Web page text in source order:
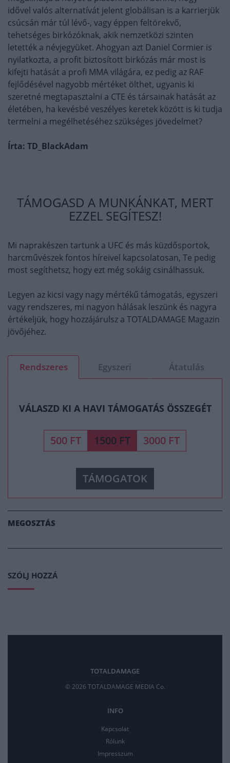
idővel valós alternatívát jelent globálisan is a karrierjük
csúcsán már túl lévő-, vagy éppen feltörekvő,
tehetséges birkózóknak, akik nemzetközi szinten
letették a névjegyüket. Ahogyan azt Daniel Cormier is
nyilatkozta, a profit biztosított birkózás már most is
kifejti hatását a profi MMA világára, ez pedig az RAF
fejlődésével nagyobb mértéket ölthet, ugyanis ki
szeretné megtapasztalni a CTE és társainak hatását az
életében, ha kevésbé veszélyes keretek között is ki tudja
termelni a megélhetéséhez szükséges jövedelmet?
Írta: TD_BlackAdam
TÁMOGASD A MUNKÁNKAT, MERT
EZZEL SEGÍTESZ!
Mi naprakészen tartunk a UFC és más küzdősportok,
harcművészek fontos híreivel kapcsolatosan, Te pedig
most segíthetsz, hogy ezt még sokáig csinálhassuk.
Legyen az kicsi vagy nagy mértékű támogatás, egyszeri
vagy rendszeres, mi nagyon hálásak leszünk és nagyra
értékeljük, hogy hozzájárulsz a TOTALDAMAGE Magazin
jövőjéhez.
Rendszeres Egyszeri Átatulás
VÁLASZD KI A HAVI TÁMOGATÁS ÖSSZEGÉT
500 FT 1500 FT 3000 FT
TÁMOGATOK
MEGOSZTÁS
SZÓLJ HOZZÁ
TOTALDAMAGE
© 2026 TOTALDAMAGE MEDIA Co.
INFO
Kapcsolat
Rólunk
Impresszum